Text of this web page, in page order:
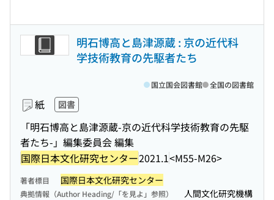
明石博高と島津源蔵 : 京の近代科
学技術教育の先駆者たち
紙 図書
「明石博高と島津源蔵-京の近代科学技術教育の先駆
者たち-」編集委員会 編集
国際日本文化研究センター2021.1<M55-M26>
国立国会図書館 全国の図書館
著者標目 国際日本文化研究センター
典拠情報（Author Heading/「を見よ」参照）
人間文化研究機構